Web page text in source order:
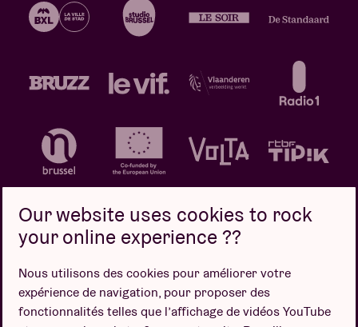
Politique de confidentialité
Politique de cookies
Conditions de vente
Design par
Our website uses cookies to rock
your online experience ??
Nous utilisons des cookies pour améliorer votre
expérience de navigation, pour proposer des
fonctionnalités telles que l’affichage de vidéos YouTube